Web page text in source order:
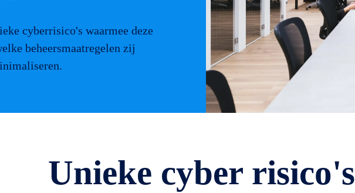
cyberrisico's waarmee deze
beheersmaatregelen zij
Unieke cyber risico's